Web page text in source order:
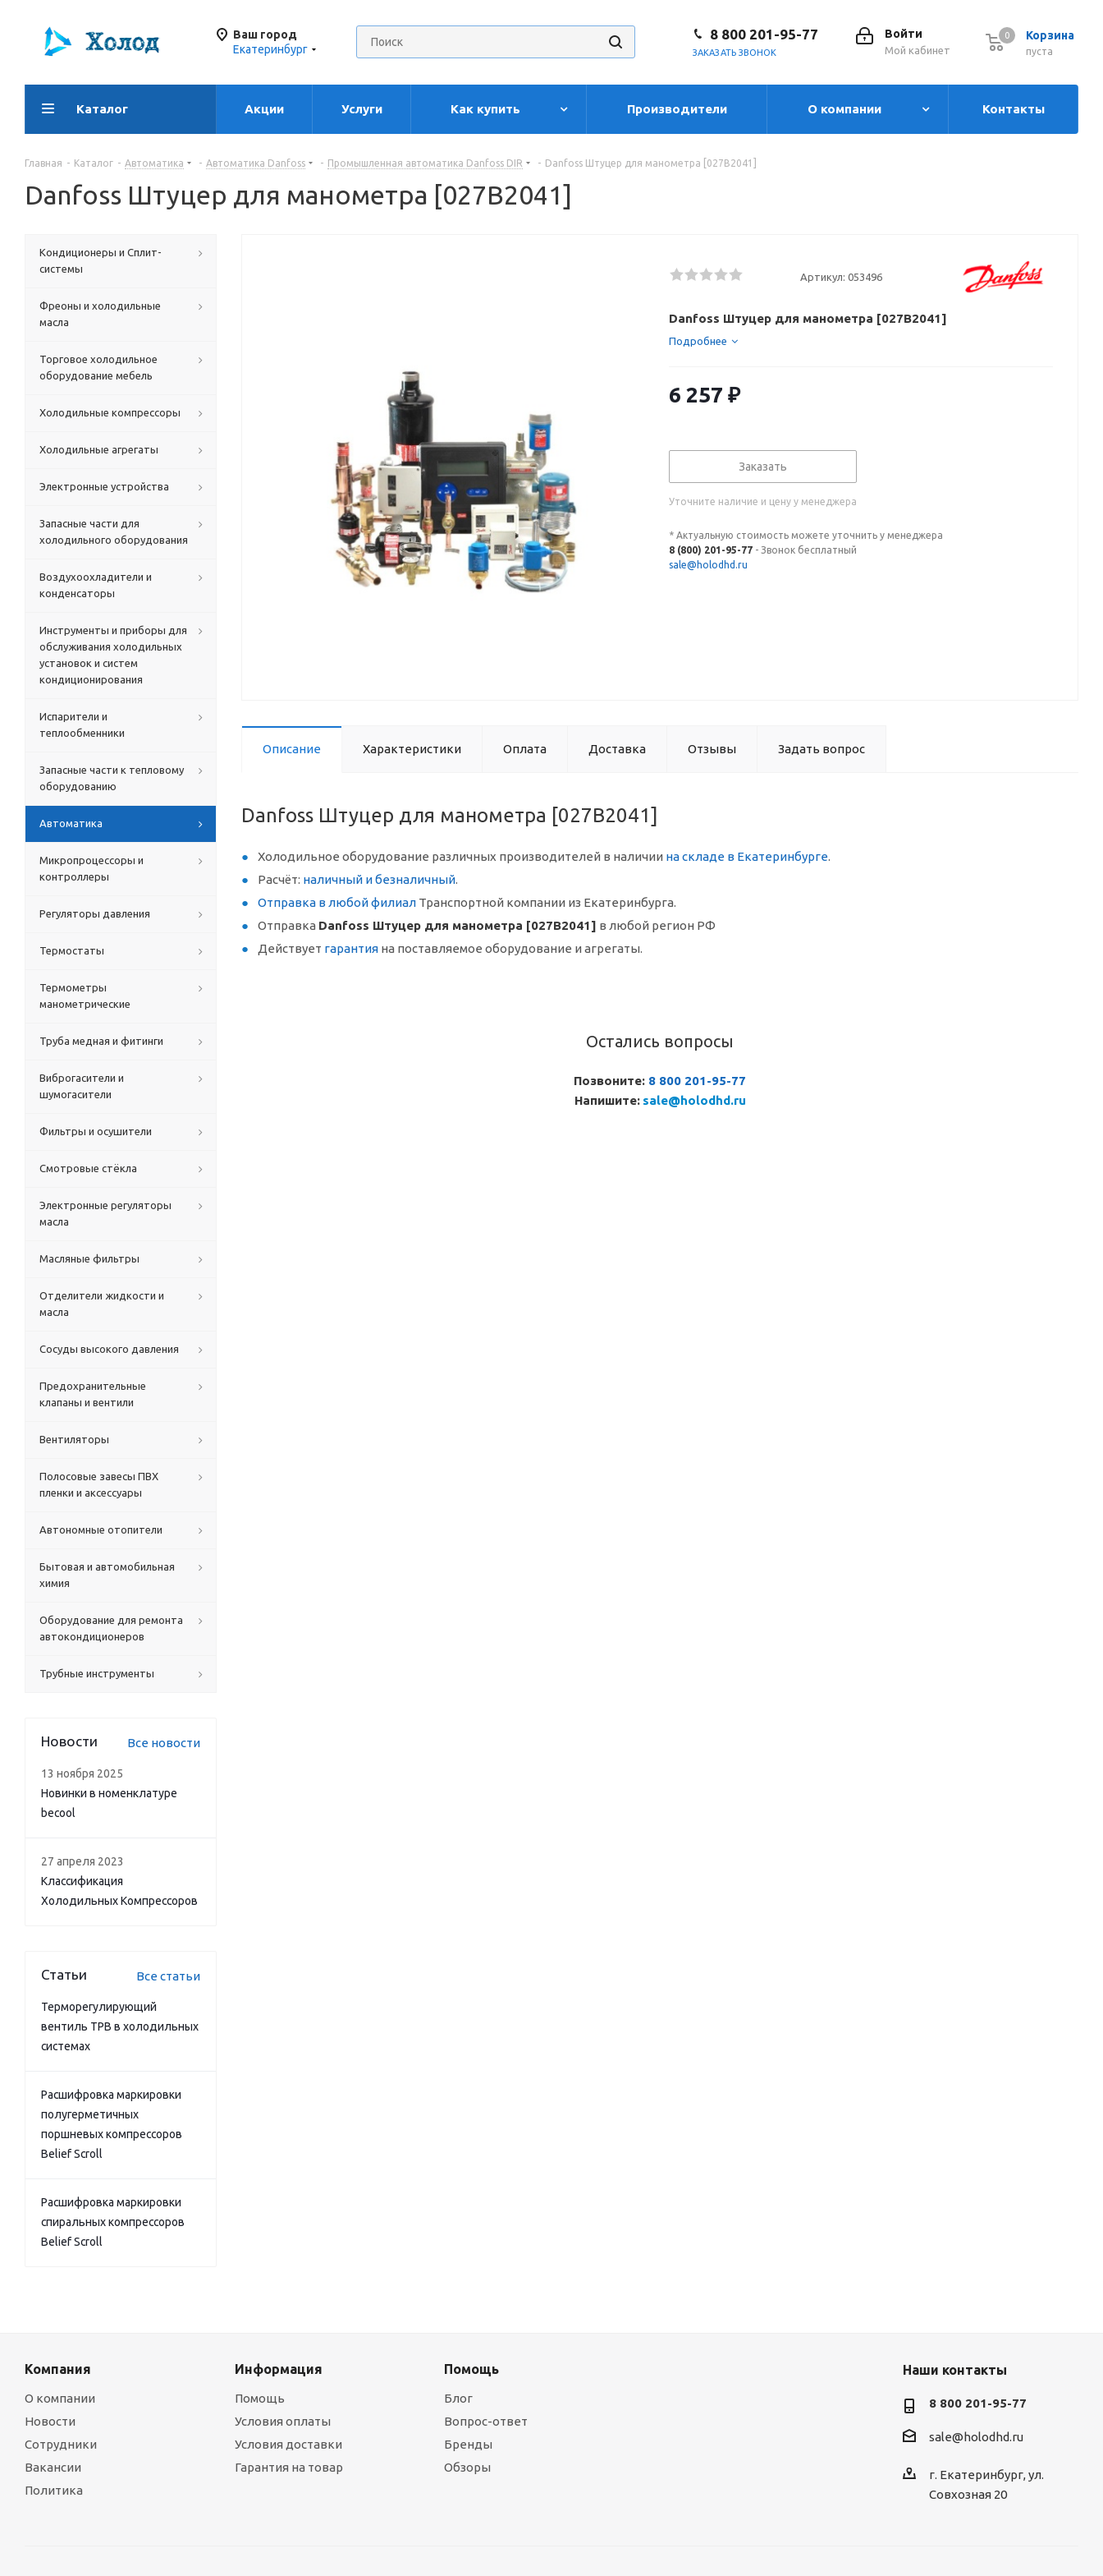
Ваш город
Екатеринбург
Корзина
0
пуста
0
Войти
Мой кабинет
8 800 201-95-77
ЗАКАЗАТЬ ЗВОНОК
Каталог Акции Услуги Как купить Производители О компании Контакты
Главная - Каталог - Автоматика - Автоматика Danfoss - Промышленная автоматика Danfoss DIR - Danfoss Штуцер для манометра [027B2041]
Danfoss Штуцер для манометра [027B2041]
Артикул: 053496
Danfoss Штуцер для манометра [027B2041]
Подробнее
6 257 ₽
Заказать
Уточните наличие и цену у менеджера
* Актуальную стоимость можете уточнить у менеджера
8 (800) 201-95-77 - Звонок бесплатный
sale@holodhd.ru
Описание Характеристики Оплата Доставка Отзывы Задать вопрос
Danfoss Штуцер для манометра [027B2041]
Холодильное оборудование различных производителей в наличии на складе в Екатеринбурге.
Расчёт: наличный и безналичный.
Отправка в любой филиал Транспортной компании из Екатеринбурга.
Отправка Danfoss Штуцер для манометра [027B2041] в любой регион РФ
Действует гарантия на поставляемое оборудование и агрегаты.
Остались вопросы
Позвоните: 8 800 201-95-77
Напишите: sale@holodhd.ru
Кондиционеры и Сплит-
системы
Фреоны и холодильные
масла
Торговое холодильное
оборудование мебель
Холодильные компрессоры
Холодильные агрегаты
Электронные устройства
Запасные части для
холодильного оборудования
Воздухоохладители и
конденсаторы
Инструменты и приборы для
обслуживания холодильных
установок и систем
кондиционирования
Испарители и
теплообменники
Запасные части к тепловому
оборудованию
Автоматика
Микропроцессоры и
контроллеры
Регуляторы давления
Термостаты
Термометры
манометрические
Труба медная и фитинги
Виброгасители и
шумогасители
Фильтры и осушители
Смотровые стёкла
Электронные регуляторы
масла
Масляные фильтры
Отделители жидкости и
масла
Сосуды высокого давления
Предохранительные
клапаны и вентили
Вентиляторы
Полосовые завесы ПВХ
пленки и аксессуары
Автономные отопители
Бытовая и автомобильная
химия
Оборудование для ремонта
автокондиционеров
Трубные инструменты
Новости Все новости
13 ноября 2025
Новинки в номенклатуре
becool
27 апреля 2023
Классификация
Холодильных Компрессоров
Статьи Все статьи
Терморегулирующий
вентиль ТРВ в холодильных
системах
Расшифровка маркировки
полугерметичных
поршневых компрессоров
Belief Scroll
Расшифровка маркировки
спиральных компрессоров
Belief Scroll
Компания
О компании
Новости
Сотрудники
Вакансии
Политика
Информация
Помощь
Условия оплаты
Условия доставки
Гарантия на товар
Помощь
Блог
Вопрос-ответ
Бренды
Обзоры
Наши контакты
8 800 201-95-77
sale@holodhd.ru
г. Екатеринбург, ул.
Совхозная 20